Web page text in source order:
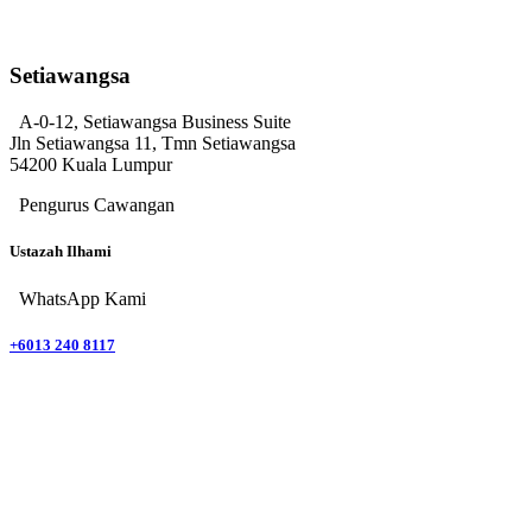
Setiawangsa
A-0-12, Setiawangsa Business Suite
Jln Setiawangsa 11, Tmn Setiawangsa
54200 Kuala Lumpur
Pengurus Cawangan
Ustazah Ilhami
WhatsApp Kami
+6013 240 8117